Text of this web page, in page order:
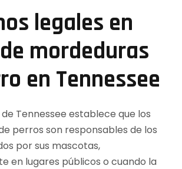
legales en
mordeduras
en Tennessee
de Tennessee establece que los
perros son responsables de los
por sus mascotas,
en lugares públicos o cuando la